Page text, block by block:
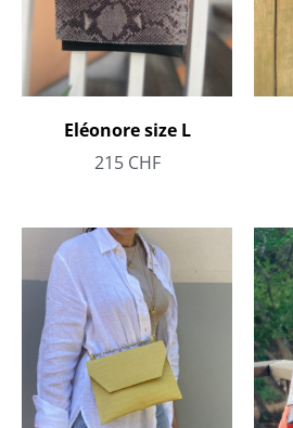
Eléonore size L
215 CHF